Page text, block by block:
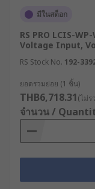
มีในสต็อก
RS PRO LCIS-
Voltage Input,
RS Stock No. 192-
ยอดรวมย่อย (1 ชิ้น)
THB6,718.31(ไม่
จำนวน /